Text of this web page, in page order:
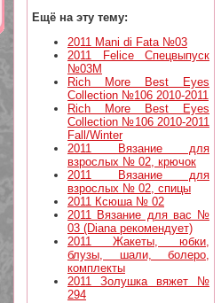
Ещё на эту тему:
2011 Mani di Fata №03
2011 Felice Спецвыпуск
№03М
Rich More Best Eyes
Collection №106 2010-2011
Rich More Best Eyes
Collection №106 2010-2011
Fall/Winter
2011 Вязание для
взрослых № 02, крючок
2011 Вязание для
взрослых № 02, спицы
2011 Ксюша № 02
2011 Вязание для вас №
03 (Diana рекомендует)
2011 Жакеты, юбки,
блузы, шали, болеро,
комплекты
2011 Золушка вяжет №
294